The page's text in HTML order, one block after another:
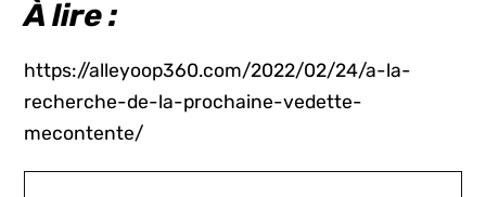
À lire :
https://alleyoop360.com/2022/02/24/a-la-
recherche-de-la-prochaine-vedette-
mecontente/